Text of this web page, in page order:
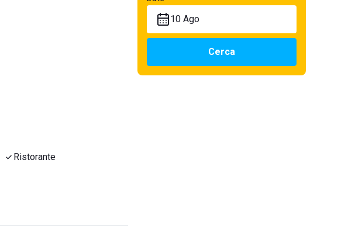
Ristorante
10 Ago
Cerca